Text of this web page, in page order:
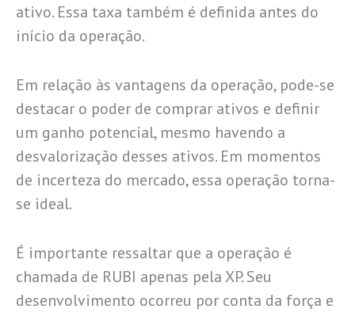
ativo. Essa taxa também é definida antes do
início da operação.
Em relação às vantagens da operação, pode-se
destacar o poder de comprar ativos e definir
um ganho potencial, mesmo havendo a
desvalorização desses ativos. Em momentos
de incerteza do mercado, essa operação torna-
se ideal.
É importante ressaltar que a operação é
chamada de RUBI apenas pela XP. Seu
desenvolvimento ocorreu por conta da força e